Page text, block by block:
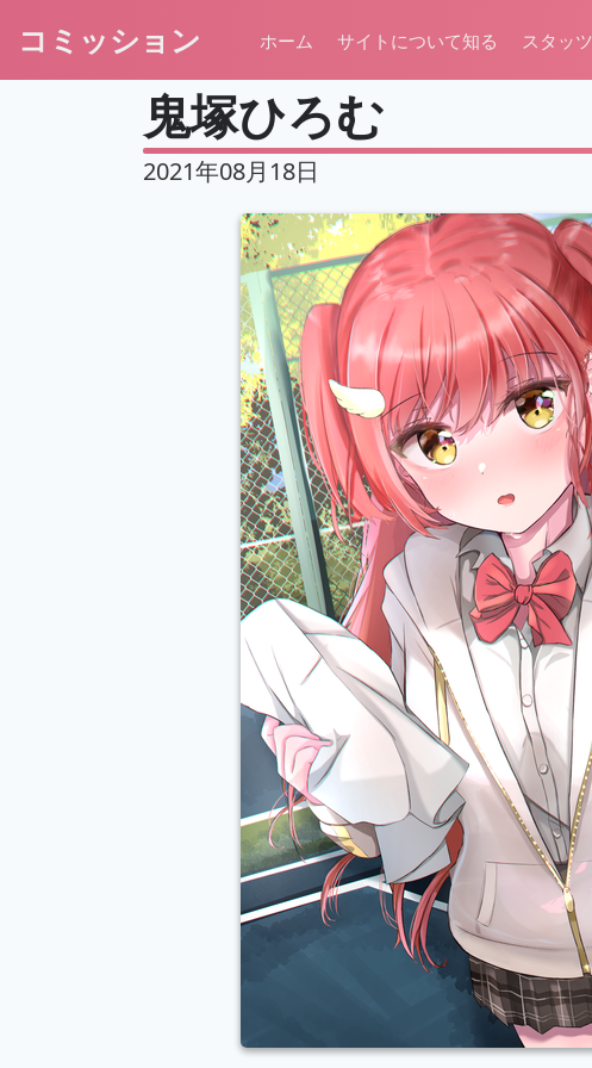
コミッション ホーム サイトについて知る スタッツ
鬼塚ひろむ
2021年08月18日